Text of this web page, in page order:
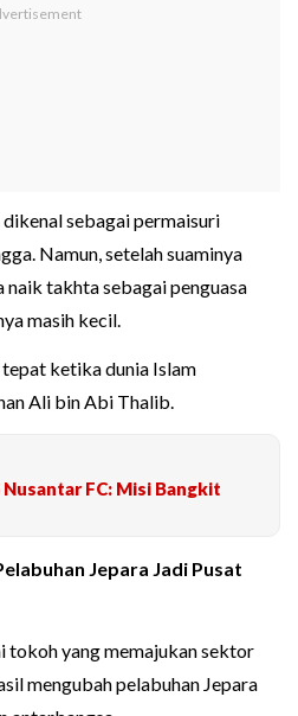
dikenal sebagai permaisuri
Namun, setelah suaminya
takhta sebagai penguasa
masih kecil.
ketika dunia Islam
Ali bin Abi Thalib.
Nusantar FC: Misi Bangkit
Jepara Jadi Pusat
tokoh yang memajukan sektor
mengubah pelabuhan Jepara